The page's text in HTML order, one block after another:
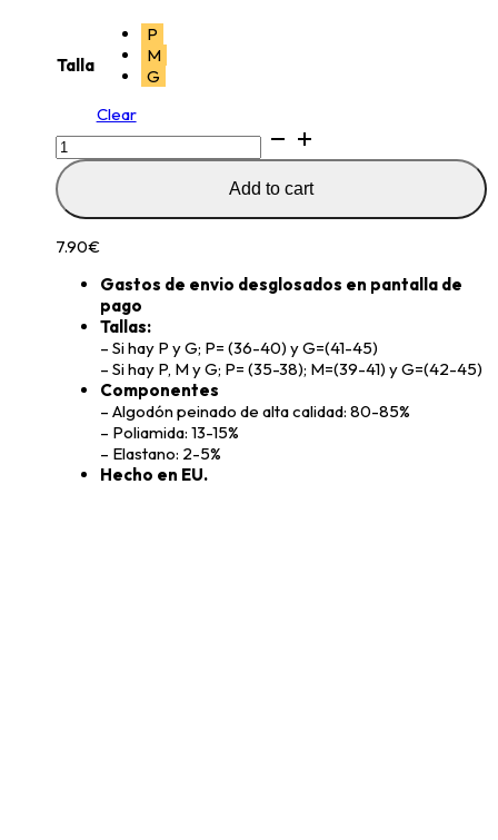
Talla
P
M
G
Clear
Marinero
quantity
Add to cart
7.90€
Gastos de envio desglosados en pantalla de
pago
Tallas:
– Si hay P y G; P= (36-40) y G=(41-45)
– Si hay P, M y G; P= (35-38); M=(39-41) y G=(42-45)
Componentes
– Algodón peinado de alta calidad: 80-85%
– Poliamida: 13-15%
– Elastano: 2-5%
Hecho en EU.